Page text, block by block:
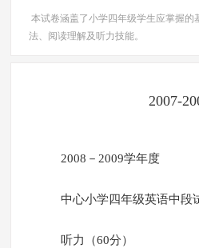
本试卷涵盖了小学四年级学生应掌握的
法、阅读理解及听力技能。
2007-
2008－2009学年度
中心小学四年级英语中段
听力（60分）